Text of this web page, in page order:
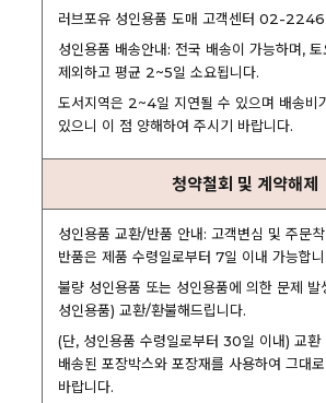
러브포유 성인용품 도매 고객센터 02-
성인용품 배송안내: 전국 배송이 가능하며,
제외하고 평균 2~5일 소요됩니다.
도서지역은 2~4일 지연될 수 있으며 배송비
있으니 이 점 양해하여 주시기 바랍니다.
청약철회 및 계약해제
성인용품 교환/반품 안내: 고객변심 및 주문
반품은 제품 수령일로부터 7일 이내 가능합
불량 성인용품 또는 성인용품에 의한 문제 발
성인용품) 교환/환불해드립니다.
(단, 성인용품 수령일로부터 30일 이내) 교환
배송된 포장박스와 포장재를 사용하여 그대
바랍니다.